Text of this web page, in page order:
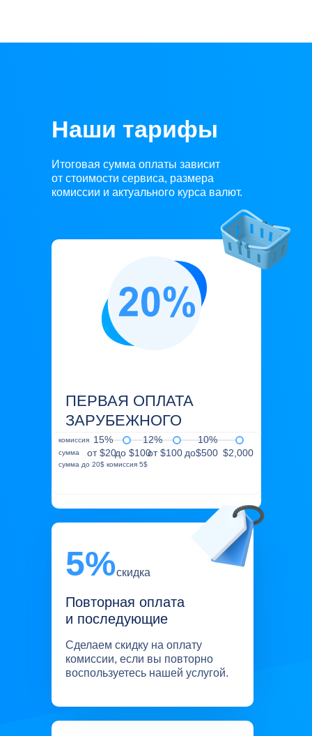
ПЕРВАЯ ОПЛАТА
ЗАРУБЕЖНОГО
СЕРВИСА
Повторная оплата
и последующие
5%скидка
Сделаем скидку на оплату
комиссии, если вы повторно
воспользуетесь нашей услугой.
комиссия
сумма
от $20 до$500 $2,000
15% 12% 10%
Наши тарифы
Итоговая сумма оплаты зависит
от стоимости сервиса, размера
комиссии и актуального курса валют.
сумма до 20$ комиссия 5$
до $100от $100